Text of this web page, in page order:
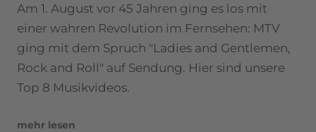
Am 1. August vor 45 Jahren ging es los mit
einer wahren Revolution im Fernsehen: MTV
ging mit dem Spruch "Ladies and Gentlemen,
Rock and Roll" auf Sendung. Hier sind unsere
Top 8 Musikvideos.
mehr lesen